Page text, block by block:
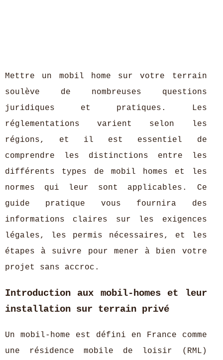
Mettre un mobil home sur votre terrain
soulève de nombreuses questions
juridiques et pratiques. Les
réglementations varient selon les
régions, et il est essentiel de
comprendre les distinctions entre les
différents types de mobil homes et les
normes qui leur sont applicables. Ce
guide pratique vous fournira des
informations claires sur les exigences
légales, les permis nécessaires, et les
étapes à suivre pour mener à bien votre
projet sans accroc.
Introduction aux mobil-homes et leur
installation sur terrain privé
Un mobil-home est défini en France comme
une résidence mobile de loisir (RML)